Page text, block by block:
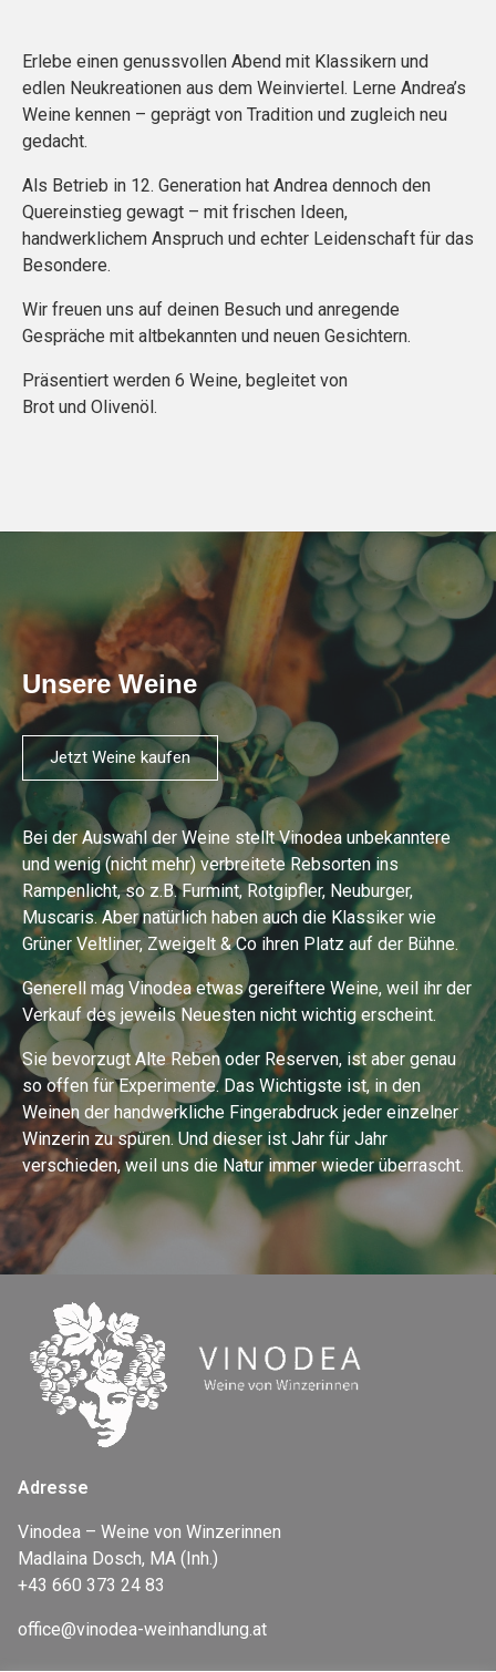
Erlebe einen genussvollen Abend mit Klassikern und
edlen Neukreationen aus dem Weinviertel. Lerne Andrea’s
Weine kennen – geprägt von Tradition und zugleich neu
gedacht.
Als Betrieb in 12. Generation hat Andrea dennoch den
Quereinstieg gewagt – mit frischen Ideen,
handwerklichem Anspruch und echter Leidenschaft für das
Besondere.
Wir freuen uns auf deinen Besuch und anregende
Gespräche mit altbekannten und neuen Gesichtern.
Präsentiert werden 6 Weine, begleitet von
Brot und Olivenöl.
Unsere Weine
Jetzt Weine kaufen
Bei der Auswahl der Weine stellt Vinodea unbekanntere
und wenig (nicht mehr) verbreitete Rebsorten ins
Rampenlicht, so z.B. Furmint, Rotgipfler, Neuburger,
Muscaris. Aber natürlich haben auch die Klassiker wie
Grüner Veltliner, Zweigelt & Co ihren Platz auf der Bühne.
Generell mag Vinodea etwas gereiftere Weine, weil ihr der
Verkauf des jeweils Neuesten nicht wichtig erscheint.
Sie bevorzugt Alte Reben oder Reserven, ist aber genau
so offen für Experimente. Das Wichtigste ist, in den
Weinen der handwerkliche Fingerabdruck jeder einzelner
Winzerin zu spüren. Und dieser ist Jahr für Jahr
verschieden, weil uns die Natur immer wieder überrascht.
Adresse
Vinodea – Weine von Winzerinnen
Madlaina Dosch, MA (Inh.)
+43 660 373 24 83
office@vinodea-weinhandlung.at